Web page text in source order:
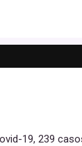
19, 239